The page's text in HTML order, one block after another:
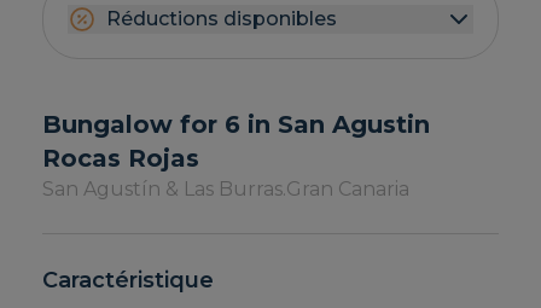
Réductions disponibles
Bungalow for 6 in San Agustin
Rocas Rojas
San Agustín & Las Burras.Gran Canaria
Caractéristique